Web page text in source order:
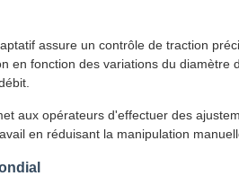
assure un contrôle de traction
en fonction des variations du
aux opérateurs d'effectuer des
en réduisant la manipulation